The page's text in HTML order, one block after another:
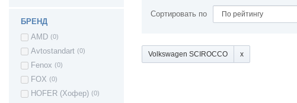
БРЕНД
AMD (0)
Avtostandart (0)
Fenox (0)
FOX (0)
HOFER (Хофер) (0)
Skoda Fabia III
Skoda Yeti
Skoda SuperB (2)
Skoda Roomster
Skoda Octavia
Skoda Rapid (5)
Сортировать по
Volkswagen SCIROCCO